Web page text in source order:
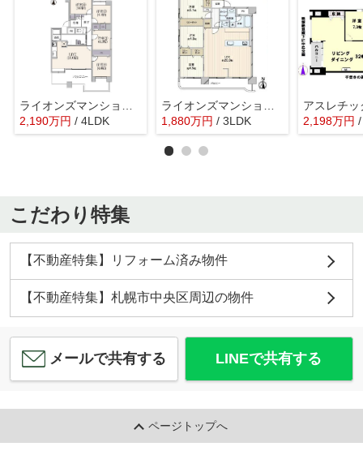
2,190万円 / 4LDK
1,880万円 / 3LDK
アスレチッ
2,198万円
こだわり特集
【不動産特集】リフォーム済み物件
【不動産特集】札幌市中央区周辺の物件
メールで共有する LINEで共有する
ページトップへ